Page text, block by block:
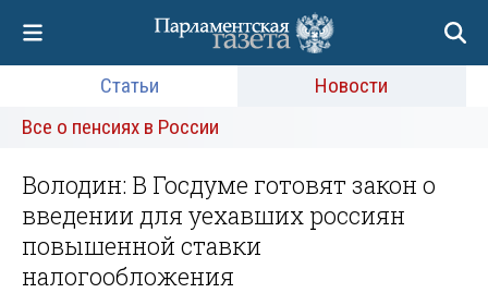
Статьи
Новости
Все о пенсиях в России
Володин: В Госдуме готовят закон о
введении для уехавших россиян
повышенной ставки
налогообложения